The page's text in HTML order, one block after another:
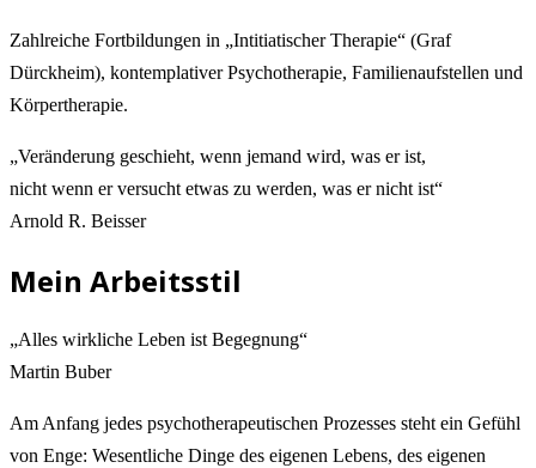
Zahlreiche Fortbildungen in „Intitiatischer Therapie“ (Graf
Dürckheim), kontemplativer Psychotherapie, Familienaufstellen und
Körpertherapie.
„Veränderung geschieht, wenn jemand wird, was er ist,
nicht wenn er versucht etwas zu werden, was er nicht ist“
Arnold R. Beisser
Mein Arbeitsstil​
„Alles wirkliche Leben ist Begegnung“
Martin Buber
Am Anfang jedes psychotherapeutischen Prozesses steht ein Gefühl
von Enge: Wesentliche Dinge des eigenen Lebens, des eigenen